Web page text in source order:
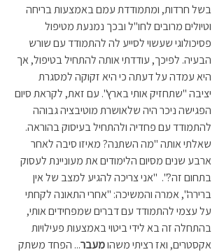
בשל חרדות, ומתמודדת עמם באמצעות בריחה
וטיולים מרובים לחו"ל ובכך נמנעת מטיפול
פסיכולוגי שעשוי לסייע לה להתמודד עם שורש
הבעיה. לפיכך, עודדתי אותה להתחיל בטיפול, אך
היא עמדה על דעתה כי היא זקוקה למסגרת
יציבה "שתחזיק אותי בארץ". עם זאת, לקראת סיום
הפגישה ניכר היה שלאושרת מוטיבציה גבוהה
להתמודד עם פחדיה ולהתחיל בעיסוק בהוראה.
שאלתי אותה "מה השתנה? מאיזו סיבה לאחר
ארבע שנים מסיום הלימודים את מעוניינת לעסוק
בתחום זה?".  "אני צריכה להגיע למצב של אין
ברירה", אמרה והמשיכה: "אחרי התאונה לקחתי
על עצמי להתמודד עם דברים שמפחידים אותי,
בהתחלה זה בא לידי ביטוי באמצעות פעילויות
אקסטרים, ואז רציתי משהו מעבר... הפחד משתק